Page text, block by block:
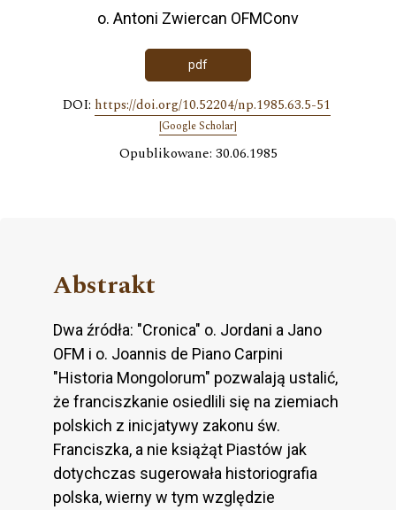
o. Antoni Zwiercan OFMConv
pdf
DOI: https://doi.org/10.52204/np.1985.63.5-51
[Google Scholar]
Opublikowane: 30.06.1985
Abstrakt
Dwa źródła: "Cronica" o. Jordani a Jano
OFM i o. Joannis de Piano Carpini
"Historia Mongolorum" pozwalają ustalić,
że franciszkanie osiedlili się na ziemiach
polskich z inicjatywy zakonu św.
Franciszka, a nie książąt Piastów jak
dotychczas sugerowała historiografia
polska, wierny w tym względzie